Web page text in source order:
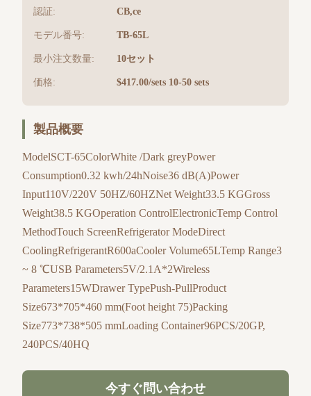
認証: CB,ce
モデル番号: TB-65L
最小注文数量: 10セット
価格: $417.00/sets 10-50 sets
製品概要
ModelSCT-65ColorWhite /Dark greyPower
Consumption0.32 kwh/24hNoise36 dB(A)Power
Input110V/220V 50HZ/60HZNet Weight33.5 KGGross
Weight38.5 KGOperation ControlElectronicTemp Control
MethodTouch ScreenRefrigerator ModeDirect
CoolingRefrigerantR600aCooler Volume65LTemp Range3
~ 8 ℃USB Parameters5V/2.1A*2Wireless
Parameters15WDrawer TypePush-PullProduct
Size673*705*460 mm(Foot height 75)Packing
Size773*738*505 mmLoading Container96PCS/20GP,
240PCS/40HQ
今すぐ問い合わせ